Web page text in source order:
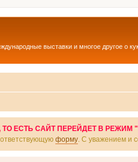
выставки и многое другое о
ЕСТЬ САЙТ ПЕРЕЙДЕТ В РЕЖИМ
форму . С уважением и